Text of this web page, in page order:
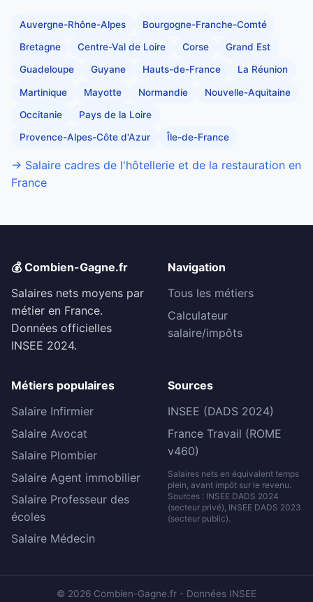
Auvergne-Rhône-Alpes Bourgogne-Franche-Comté
Bretagne Centre-Val de Loire Corse Grand Est
Guadeloupe Guyane Hauts-de-France La Réunion
Martinique Mayotte Normandie Nouvelle-Aquitaine
Occitanie Pays de la Loire
Provence-Alpes-Côte d'Azur Île-de-France
→ Salaire cadres de l'hôtellerie et de la restauration en
France
💰 Combien-Gagne.fr
Salaires nets moyens par
métier en France.
Données officielles
INSEE 2024.
Navigation
Tous les métiers
Calculateur
salaire/impôts
Métiers populaires
Salaire Infirmier
Salaire Avocat
Salaire Plombier
Salaire Agent immobilier
Salaire Professeur des
écoles
Salaire Médecin
Sources
INSEE (DADS 2024)
France Travail (ROME
v460)
Salaires nets en équivalent temps
plein, avant impôt sur le revenu.
Sources : INSEE DADS 2024
(secteur privé), INSEE DADS 2023
(secteur public).
© 2026 Combien-Gagne.fr - Données INSEE